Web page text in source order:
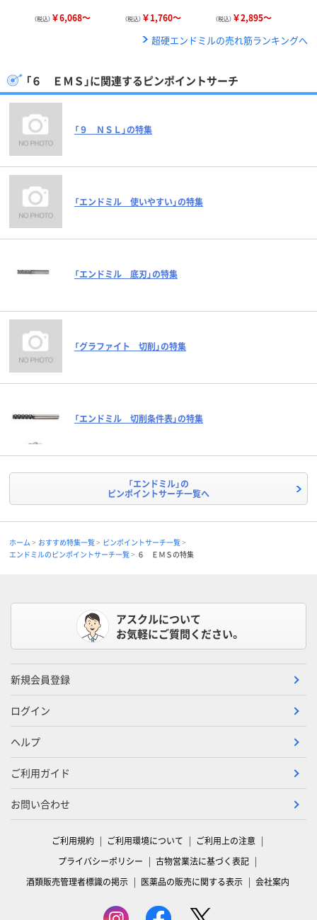
（税込） ￥6,068～ （税込） ￥1,760～ （税込） ￥2,895～
超硬エンドミルの売れ筋ランキングへ
「６ ＥＭＳ」に関連するピンポイントサーチ
「９ ＮＳＬ」の特集
「エンドミル 使いやすい」の特集
「エンドミル 底刃」の特集
「グラファイト 切削」の特集
「エンドミル 切削条件表」の特集
「エンドミル」の
ピンポイントサーチ一覧へ
ホーム おすすめ特集一覧
ピンポイントサーチ一覧
エンドミルのピンポイントサーチ一覧
６ ＥＭＳの特集
アスクルについて
お気軽にご質問ください。
新規会員登録
ログイン
ヘルプ
ご利用ガイド
お問い合わせ
ご利用規約 ご利用環境について
ご利用上の注意
プライバシーポリシー
古物営業法に基づく表記
酒類販売管理者標識の掲示
医薬品の販売に関する表示 会社案内